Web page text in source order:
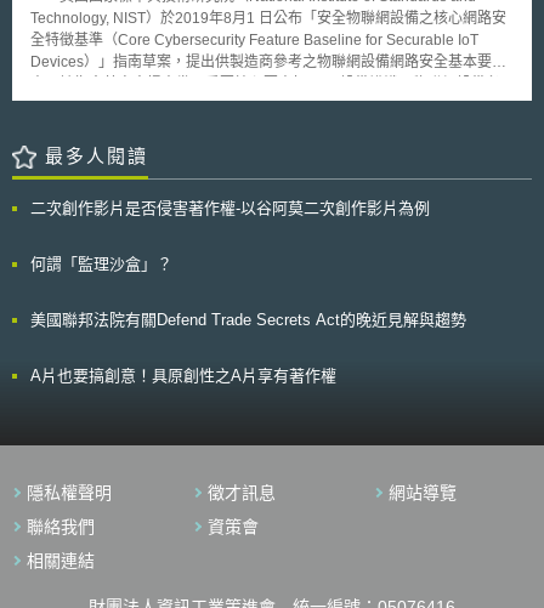
有無人機必須依照DGCA規定取得識別碼（Unique Identification
Number）。針對2公斤以上的無人機需有無人機操作員許可證
（Unmanned Aircraft Operator Permit），任何無人機的遙控飛行員必須年
滿18歲，且需受過規定的培訓。 另，基於安全考量，草案規定禁止飛
野生動物保護區等生態敏感區域（eco-sensitive areas）等，違規者將依印
度刑法之規定起訴。
Technology, NIST）於2019年8月1 日公布「安全物聯網設備之核心網路安
全特徵基準（Core Cybersecurity Feature Baseline for Securable IoT
Devices）」指南草案，提出供製造商參考之物聯網設備網路安全基本要
須有可供辨識之相關途徑，例如產品序號或是當連接網路時有具獨特性之網
（firmware）之配置，例如許多物聯網設備具有可改變其功能或是管理安全
特性之途徑。 資料保護：物聯網設備如何保障其所儲存以及傳送之資料不
之資料。 合理近用之介面：設備應限制近用途徑，例如物聯網設備以及其
稱與密碼等。 軟體與韌體更新：設備之軟體應可透過安全且可被調整之機
網路安全事件並且應使這些紀錄讓所有人或製造商可取得，這些紀錄可幫助
最多人閱讀
二次創作影片是否侵害著作權-以谷阿莫二次創作影片為例
何謂「監理沙盒」？
美國聯邦法院有關Defend Trade Secrets Act的晚近見解與趨勢
A片也要搞創意！具原創性之A片享有著作權
隱私權聲明 徵才訊息
網站導覽
聯絡我們
資策會
相關連結